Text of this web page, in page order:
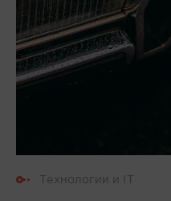
Технологии и IT